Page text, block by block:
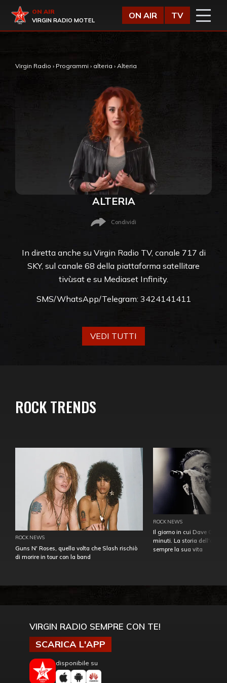
Virgin Radio
ON AIR
VIRGIN RADIO MOTEL
ON AIR TV
Virgin Radio › Programmi › alteria › Alteria
ALTERIA
Condividi
In diretta anche su Virgin Radio TV, canale 717 di
SKY, sul canale 68 della piattaforma satellitare
tivùsat e su Mediaset Infinity.
SMS/WhatsApp/Telegram: 3424141411
VEDI TUTTI
ROCK TRENDS
ROCK NEWS
Guns N' Roses, quella volta che Slash rischiò
di morire in tour con la band
ROCK NEWS
Il giorno in cui Dave
minuti. La storia
sempre la sua vita
VIRGIN RADIO SEMPRE CON TE!
SCARICA L'APP
disponibile su